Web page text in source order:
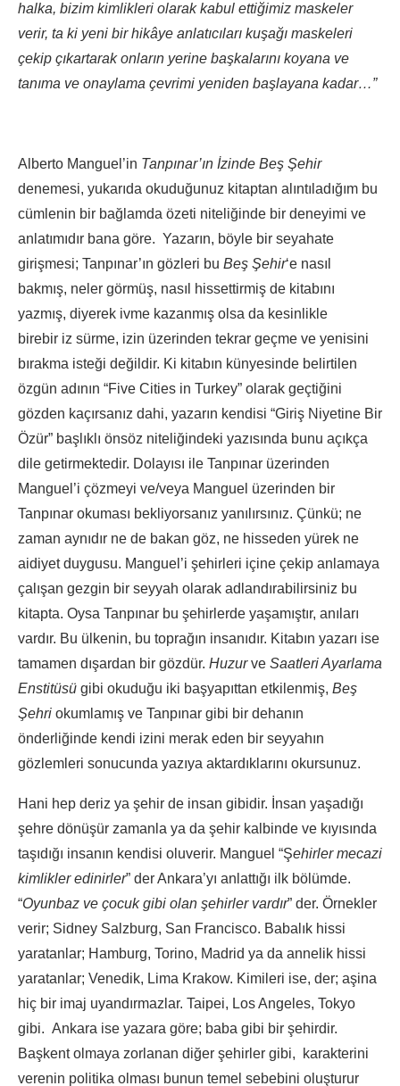
halka, bizim kimlikleri olarak kabul ettiğimiz maskeler
verir, ta ki yeni bir hikâye anlatıcıları kuşağı maskeleri
çekip çıkartarak onların yerine başkalarını koyana ve
tanıma ve onaylama çevrimi yeniden başlayana kadar…”
Alberto Manguel’in Tanpınar’ın İzinde Beş Şehir
denemesi, yukarıda okuduğunuz kitaptan alıntıladığım bu
cümlenin bir bağlamda özeti niteliğinde bir deneyimi ve
anlatımıdır bana göre. Yazarın, böyle bir seyahate
girişmesi; Tanpınar’ın gözleri bu Beş Şehir‘e nasıl
bakmış, neler görmüş, nasıl hissettirmiş de kitabını
yazmış, diyerek ivme kazanmış olsa da kesinlikle
birebir iz sürme, izin üzerinden tekrar geçme ve yenisini
bırakma isteği değildir. Ki kitabın künyesinde belirtilen
özgün adının “Five Cities in Turkey” olarak geçtiğini
gözden kaçırsanız dahi, yazarın kendisi “Giriş Niyetine Bir
Özür” başlıklı önsöz niteliğindeki yazısında bunu açıkça
dile getirmektedir. Dolayısı ile Tanpınar üzerinden
Manguel’i çözmeyi ve/veya Manguel üzerinden bir
Tanpınar okuması bekliyorsanız yanılırsınız. Çünkü; ne
zaman aynıdır ne de bakan göz, ne hisseden yürek ne
aidiyet duygusu. Manguel’i şehirleri içine çekip anlamaya
çalışan gezgin bir seyyah olarak adlandırabilirsiniz bu
kitapta. Oysa Tanpınar bu şehirlerde yaşamıştır, anıları
vardır. Bu ülkenin, bu toprağın insanıdır. Kitabın yazarı ise
tamamen dışardan bir gözdür. Huzurve Saatleri Ayarlama
Enstitüsü gibi okuduğu iki başyapıttan etkilenmiş, Beş
Şehri okumlamış ve Tanpınar gibi bir dehanın
önderliğinde kendi izini merak eden bir seyyahın
gözlemleri sonucunda yazıya aktardıklarını okursunuz.
Hani hep deriz ya şehir de insan gibidir. İnsan yaşadığı
şehre dönüşür zamanla ya da şehir kalbinde ve kıyısında
taşıdığı insanın kendisi oluverir. Manguel “Şehirler mecazi
kimlikler edinirler” der Ankara’yı anlattığı ilk bölümde.
“Oyunbaz ve çocuk gibi olan şehirler vardır” der. Örnekler
verir; Sidney Salzburg, San Francisco. Babalık hissi
yaratanlar; Hamburg, Torino, Madrid ya da annelik hissi
yaratanlar; Venedik, Lima Krakow. Kimileri ise, der; aşina
hiç bir imaj uyandırmazlar. Taipei, Los Angeles, Tokyo
gibi. Ankara ise yazara göre; baba gibi bir şehirdir.
Başkent olmaya zorlanan diğer şehirler gibi, karakterini
verenin politika olması bunun temel sebebini oluşturur